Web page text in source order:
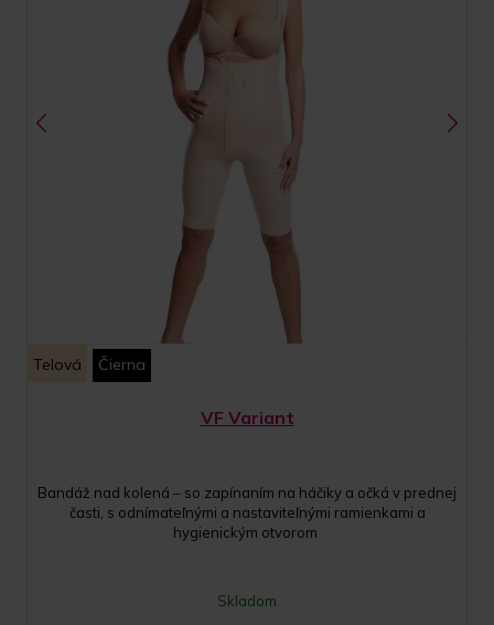
Telová Čierna
VF Variant
Bandáž nad kolená – so zapínaním na háčiky a očká v prednej
časti, s odnímateľnými a nastaviteľnými ramienkami a
hygienickým otvorom
Skladom